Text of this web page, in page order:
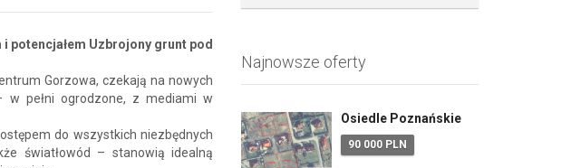
potencjałem Uzbrojony grunt pod
Gorzowa, czekają na nowych
w pełni ogrodzone, z mediami w
do wszystkich niezbędnych
światłowód – stanowią idealną
Najnowsze oferty
Osiedle Poznańskie
90 000 PLN